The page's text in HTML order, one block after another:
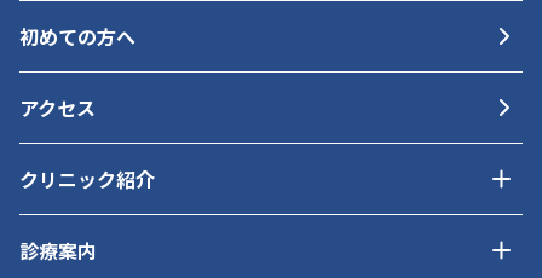
初めての方へ
アクセス
クリニック紹介
診療案内